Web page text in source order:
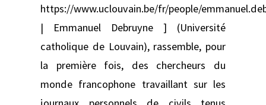
https://www.uclouvain.be/fr/people/
| Emmanuel Debruyne ] (Université
catholique de Louvain), rassemble, pour
la première fois, des chercheurs du
monde francophone travaillant sur les